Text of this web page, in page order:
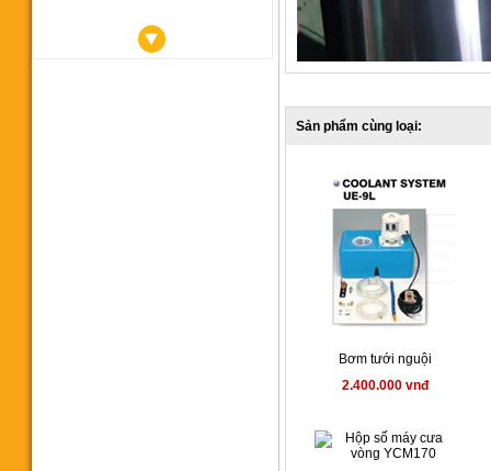
Sản phẩm cùng loại:
Bơm tưới nguội
2.400.000 vnđ